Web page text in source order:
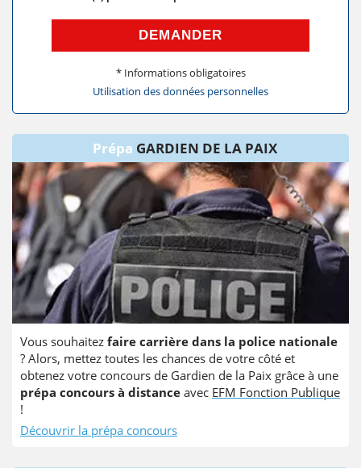
DEMANDER
* Informations obligatoires
Utilisation des données personnelles
Prépa GARDIEN DE LA PAIX
Vous souhaitez faire carrière dans la police nationale
? Alors, mettez toutes les chances de votre côté et
obtenez votre concours de Gardien de la Paix grâce à une
prépa concours à distance avec EFM Fonction Publique
!
Découvrir la prépa concours